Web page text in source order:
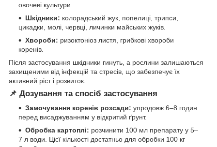
овочеві культури.
Шкідники: колорадський жук, попелиці, трипси,
цикадки, молі, червці, личинки майських жуків.
Хвороби: ризоктоніоз листя, грибкові хвороби
коренів.
Після застосування шкідники гинуть, а рослини залишаються
захищеними від інфекцій та стресів, що забезпечує їх
активний ріст і розвиток.
📌 Дозування та спосіб застосування
Замочування коренів розсади: упродовж 6–8 годин
перед висаджуванням у відкритий ґрунт.
Обробка картоплі: розчинити 100 мл препарату у 5–
7 л води. Цієї кількості достатньо для обробки 100 кг